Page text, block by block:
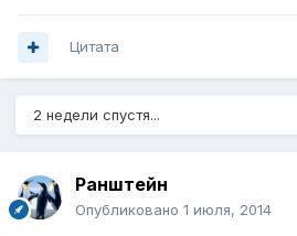
Цитата
2 недели спустя...
Ранштейн
Опубликовано 1 июля, 2014